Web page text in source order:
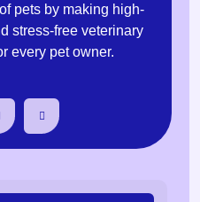
pets by making high-
stress-free veterinary
every pet owner.